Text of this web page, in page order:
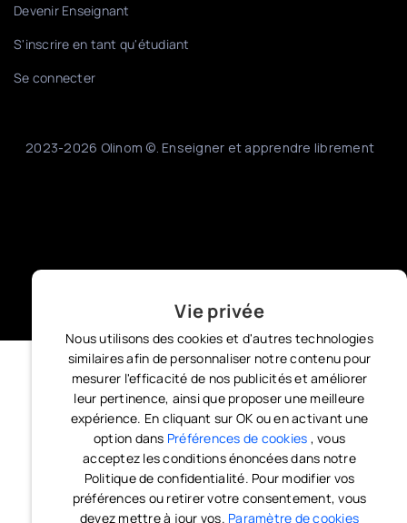
Devenir Enseignant
S'inscrire en tant qu'étudiant
Se connecter
2023-2026 Olinom ©. Enseigner et apprendre librement
Vie privée
Nous utilisons des cookies et d'autres technologies
similaires afin de personnaliser notre contenu pour
mesurer l'efficacité de nos publicités et améliorer
leur pertinence, ainsi que proposer une meilleure
expérience. En cliquant sur OK ou en activant une
option dans Préférences de cookies , vous
acceptez les conditions énoncées dans notre
Politique de confidentialité. Pour modifier vos
préférences ou retirer votre consentement, vous
devez mettre à jour vos. Paramètre de cookies